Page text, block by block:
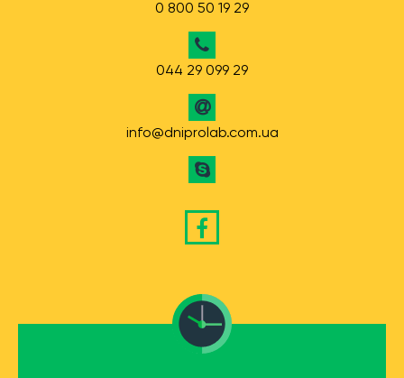
0 800 50 19 29
044 29 099 29
info@dniprolab.com.ua